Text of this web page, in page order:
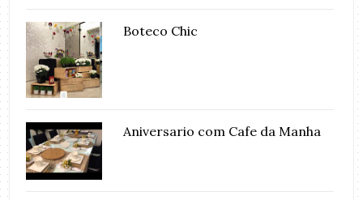
Boteco Chic
Aniversario com Cafe da Manha